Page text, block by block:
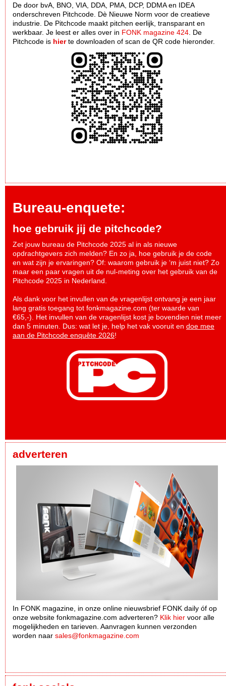
De door bvA, BNO, VIA, DDA, PMA, DCP, DDMA en IDEA
onderschreven Pitchcode. Dè Nieuwe Norm voor de creatieve
industrie. De Pitchcode maakt pitchen eerlijk, transparant en
werkbaar. Je leest er alles over in FONK magazine 424 . De
Pitchcode is hierte downloaden of scan de QR code hieronder.
Bureau-enquete:
hoe gebruik jij de pitchcode?
Zet jouw bureau de Pitchcode 2025 al in als nieuwe
opdrachtgevers zich melden? En zo ja, hoe gebruik je de code
en wat zijn je ervaringen? Of: waarom gebruik je ‘m juist niet? Zo
maar een paar vragen uit de nul-meting over het gebruik van de
Pitchcode 2025 in Nederland.
Als dank voor het invullen van de vragenlijst ontvang je een jaar
lang gratis toegang tot fonkmagazine.com (ter waarde van
€65,-). Het invullen van de vragenlijst kost je bovendien niet meer
dan 5 minuten. Dus: wat let je, help het vak vooruit en doe mee
aan de Pitchcode enquête 2026!
adverteren
In FONK magazine, in onze online nieuwsbrief FONK daily óf op
onze website fonkmagazine.com adverteren? Klik hier voor alle
mogelijkheden en tarieven. Aanvragen kunnen verzonden
worden naar sales@fonkmagazine.com